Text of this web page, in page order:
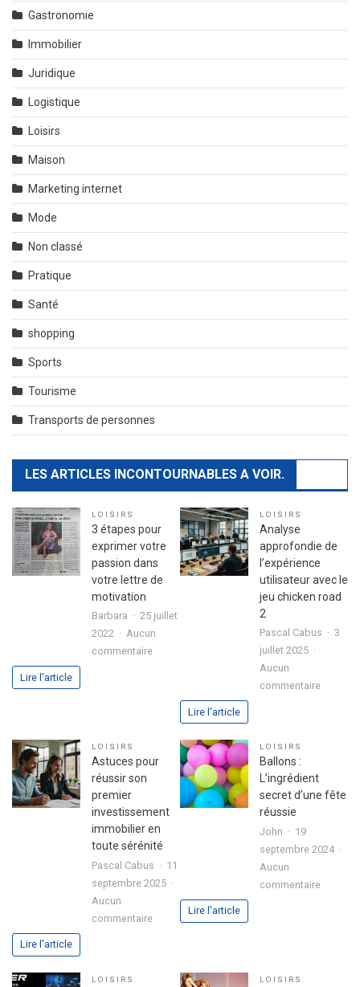
Gastronomie
Immobilier
Juridique
Logistique
Loisirs
Maison
Marketing internet
Mode
Non classé
Pratique
Santé
shopping
Sports
Tourisme
Transports de personnes
LES ARTICLES INCONTOURNABLES A VOIR.
LOISIRS
3 étapes pour
exprimer votre
passion dans
votre lettre de
motivation
Barbara
25 juillet
2022
Aucun
commentairesur
exprimer
passion
lettre
de
motivation
Lire l'article
LOISIRS
Analyse
approfondie de
l’expérience
utilisateur avec le
jeu chicken road
2
Pascal Cabus
3
juillet 2025
Aucun
commentairesur
avec
chicken
Lire l'article
LOISIRS
Astuces pour
réussir son
premier
investissement
immobilier en
toute sérénité
Pascal Cabus
11
septembre 2025
Aucun
commentairesur
réussir
Lire l'article
LOISIRS
Ballons :
L’ingrédient
secret d’une fête
réussie
John
19
septembre 2024
Aucun
commentairesur
Lire l'article
LOISIRS LOISIRS